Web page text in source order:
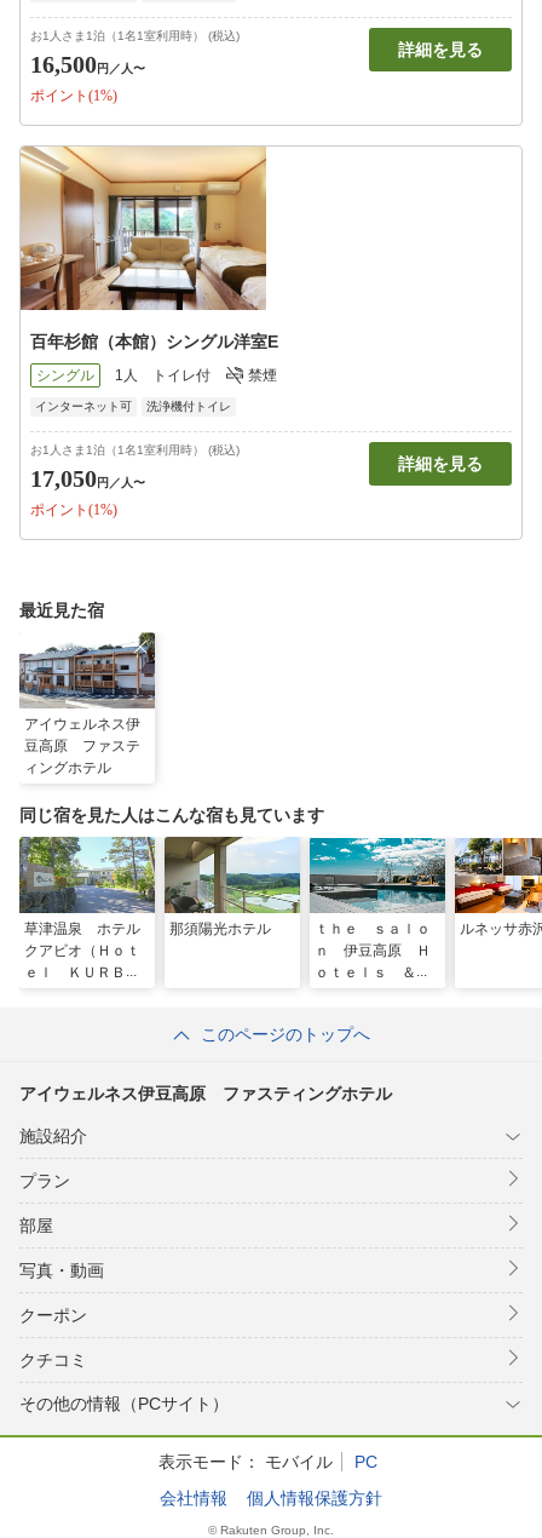
お1人さま1泊（1名1室利用時） (税込)
16,500円 ／人〜
ポイント(1%)
詳細を見る
百年杉館（本館）シングル洋室E
シングル 1人 トイレ付 禁煙
インターネット可 洗浄機付トイレ
お1人さま1泊（1名1室利用時） (税込)
17,050円 ／人〜
ポイント(1%)
詳細を見る
最近見た宿
アイウェルネス伊
豆高原 ファステ
ィングホテル
同じ宿を見た人はこんな宿も見ています
草津温泉 ホテル
クアビオ（Ｈｏｔ
ｅｌ ＫＵＲＢＩ
那須陽光ホテル
ｔｈｅ ｓａｌｏ
ｎ 伊豆高原 Ｈ
ｏｔｅｌｓ ＆
ルネッサ赤
このページのトップへ
アイウェルネス伊豆高原 ファスティングホテル
施設紹介
プラン
部屋
写真・動画
クーポン
クチコミ
その他の情報（PCサイト）
表示モード： モバイル
PC
会社情報
個人情報保護方針
© Rakuten Group, Inc.